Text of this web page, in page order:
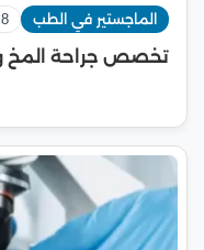
الماجستير في الطب 8 مايو 2026
تخصص جراحة المخ